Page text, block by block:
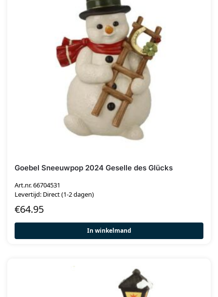
Goebel Sneeuwpop 2024 Geselle des Glücks
Art.nr. 66704531
Levertijd: Direct (1-2 dagen)
€64.95
In winkelmand